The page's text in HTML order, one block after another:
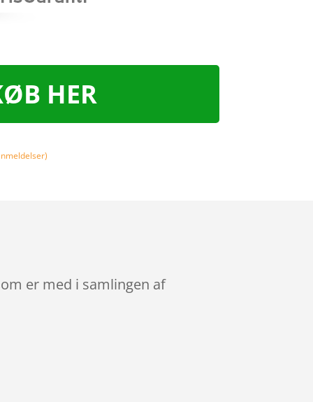
HER
er med i samlingen af